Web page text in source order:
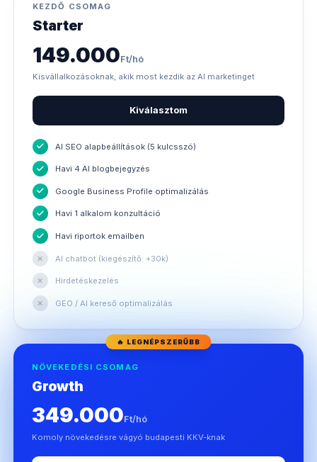
KEZDŐ CSOMAG
Starter
149.000Ft/hó
Kisvállalkozásoknak, akik most kezdik az AI marketinget
Kiválasztom
AI SEO alapbeállítások (5 kulcsszó)
Havi 4 AI blogbejegyzés
Google Business Profile optimalizálás
Havi 1 alkalom konzultáció
Havi riportok emailben
✕ AI chatbot (kiegészítő: +30k)
✕ Hirdetéskezelés
✕ GEO / AI kereső optimalizálás
🔥 LEGNÉPSZERŰBB
NÖVEKEDÉSI CSOMAG
Growth
349.000Ft/hó
Komoly növekedésre vágyó budapesti KKV-knak